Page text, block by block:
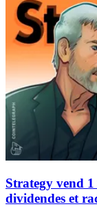
Strategy vend
dividendes et